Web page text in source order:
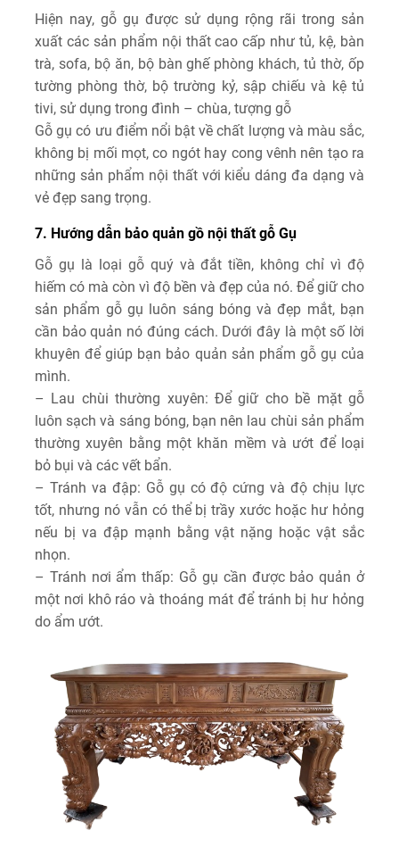
Hiện nay, gỗ gụ được sử dụng rộng rãi trong sản
xuất các sản phẩm nội thất cao cấp như tủ, kệ, bàn
trà, sofa, bộ ăn, bộ bàn ghế phòng khách, tủ thờ, ốp
tường phòng thờ, bộ trường kỷ, sập chiếu và kệ tủ
tivi, sử dụng trong đình – chùa, tượng gỗ
Gỗ gụ có ưu điểm nổi bật về chất lượng và màu sắc,
không bị mối mọt, co ngót hay cong vênh nên tạo ra
những sản phẩm nội thất với kiểu dáng đa dạng và
vẻ đẹp sang trọng.
7. Hướng dẫn bảo quản gồ nội thất gỗ Gụ
Gỗ gụ là loại gỗ quý và đắt tiền, không chỉ vì độ
hiếm có mà còn vì độ bền và đẹp của nó. Để giữ cho
sản phẩm gỗ gụ luôn sáng bóng và đẹp mắt, bạn
cần bảo quản nó đúng cách. Dưới đây là một số lời
khuyên để giúp bạn bảo quản sản phẩm gỗ gụ của
mình.
– Lau chùi thường xuyên: Để giữ cho bề mặt gỗ
luôn sạch và sáng bóng, bạn nên lau chùi sản phẩm
thường xuyên bằng một khăn mềm và ướt để loại
bỏ bụi và các vết bẩn.
– Tránh va đập: Gỗ gụ có độ cứng và độ chịu lực
tốt, nhưng nó vẫn có thể bị trầy xước hoặc hư hỏng
nếu bị va đập mạnh bằng vật nặng hoặc vật sắc
nhọn.
– Tránh nơi ẩm thấp: Gỗ gụ cần được bảo quản ở
một nơi khô ráo và thoáng mát để tránh bị hư hỏng
do ẩm ướt.